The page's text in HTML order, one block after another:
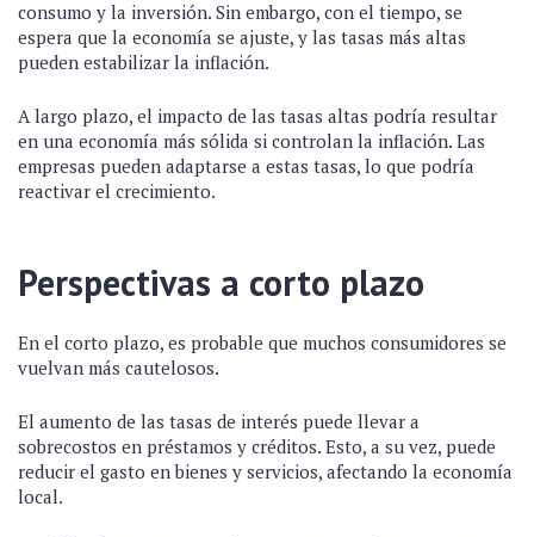
consumo y la inversión. Sin embargo, con el tiempo, se
espera que la economía se ajuste, y las tasas más altas
pueden estabilizar la inflación.
A largo plazo, el impacto de las tasas altas podría resultar
en una economía más sólida si controlan la inflación. Las
empresas pueden adaptarse a estas tasas, lo que podría
reactivar el crecimiento.
Perspectivas a corto plazo
En el corto plazo, es probable que muchos consumidores se
vuelvan más cautelosos.
El aumento de las tasas de interés puede llevar a
sobrecostos en préstamos y créditos. Esto, a su vez, puede
reducir el gasto en bienes y servicios, afectando la economía
local.